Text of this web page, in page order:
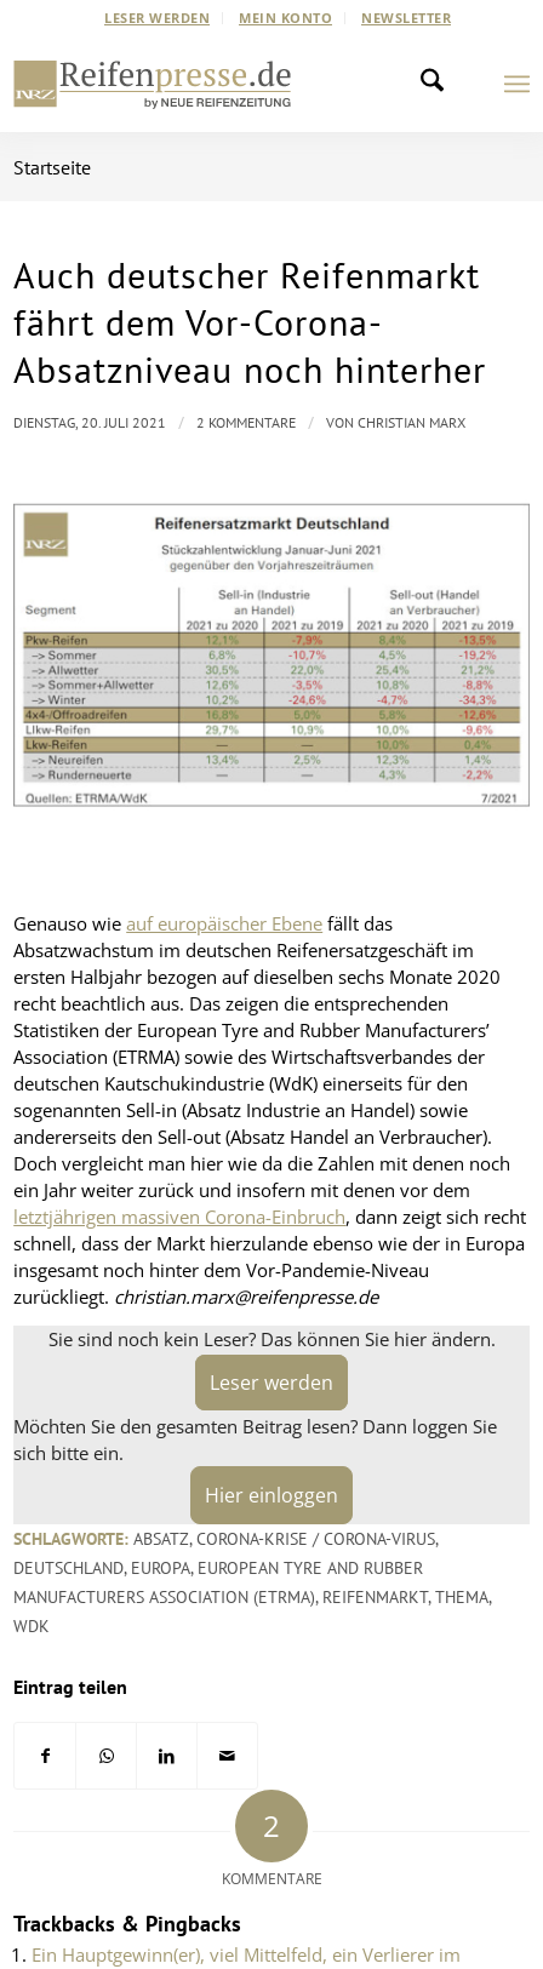
LESER WERDEN MEIN KONTO NEWSLETTER
Startseite
Auch deutscher Reifenmarkt
fährt dem Vor-Corona-
Absatzniveau noch hinterher
Genauso wieauf europäischer Ebene fällt das
Absatzwachstum im deutschen Reifenersatzgeschäft im
ersten Halbjahr bezogen auf dieselben sechs Monate 2020
recht beachtlich aus. Das zeigen die entsprechenden
Statistiken der European Tyre and Rubber Manufacturers’
Association (ETRMA) sowie des Wirtschaftsverbandes der
deutschen Kautschukindustrie (WdK) einerseits für den
sogenannten Sell-in (Absatz Industrie an Handel) sowie
andererseits den Sell-out (Absatz Handel an Verbraucher).
Doch vergleicht man hier wie da die Zahlen mit denen noch
ein Jahr weiter zurück und insofern mit denen vor dem
letztjährigen massiven Corona-Einbruch, dann zeigt sich recht
schnell, dass der Markt hierzulande ebenso wie der in Europa
insgesamt noch hinter dem Vor-Pandemie-Niveau
zurückliegt. christian.marx@reifenpresse.de
Sie sind noch kein Leser? Das können Sie hier ändern.
Leser werden
Möchten Sie den gesamten Beitrag lesen? Dann loggen Sie
sich bitte ein.
Hier einloggen
DIENSTAG, 20. JULI 2021 / 2 KOMMENTARE / VONCHRISTIAN MARX
SCHLAGWORTE: ABSATZ,CORONA-KRISE / CORONA-VIRUS,
DEUTSCHLAND, EUROPA, EUROPEAN TYRE AND RUBBER
MANUFACTURERS ASSOCIATION (ETRMA), REIFENMARKT,THEMA,
WDK
Eintrag teilen
2
KOMMENTARE
Trackbacks & Pingbacks
Ein Hauptgewinn(er), viel Mittelfeld, ein Verlierer im
sagt:
sagt: